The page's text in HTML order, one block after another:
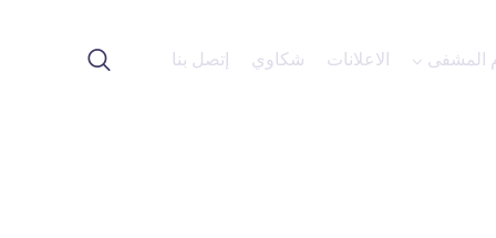
المشفى الاعلانات شكاوي إتصل بنا